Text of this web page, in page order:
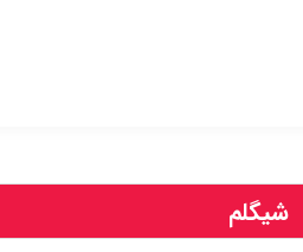
شیگلم